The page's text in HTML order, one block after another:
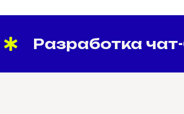
Разработка чат-